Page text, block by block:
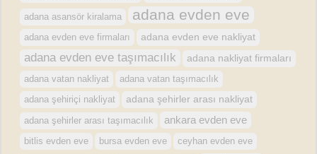
adana asansör kiralama adana evden eve
adana evden eve firmaları adana evden eve nakliyat
adana evden eve taşımacılık
adana nakliyat firmaları
adana vatan nakliyat
adana vatan taşımacılık
adana şehiriçi nakliyat adana şehirler arası nakliyat
adana şehirler arası taşımacılık ankara evden eve
bitlis evden eve bursa evden eve ceyhan evden eve